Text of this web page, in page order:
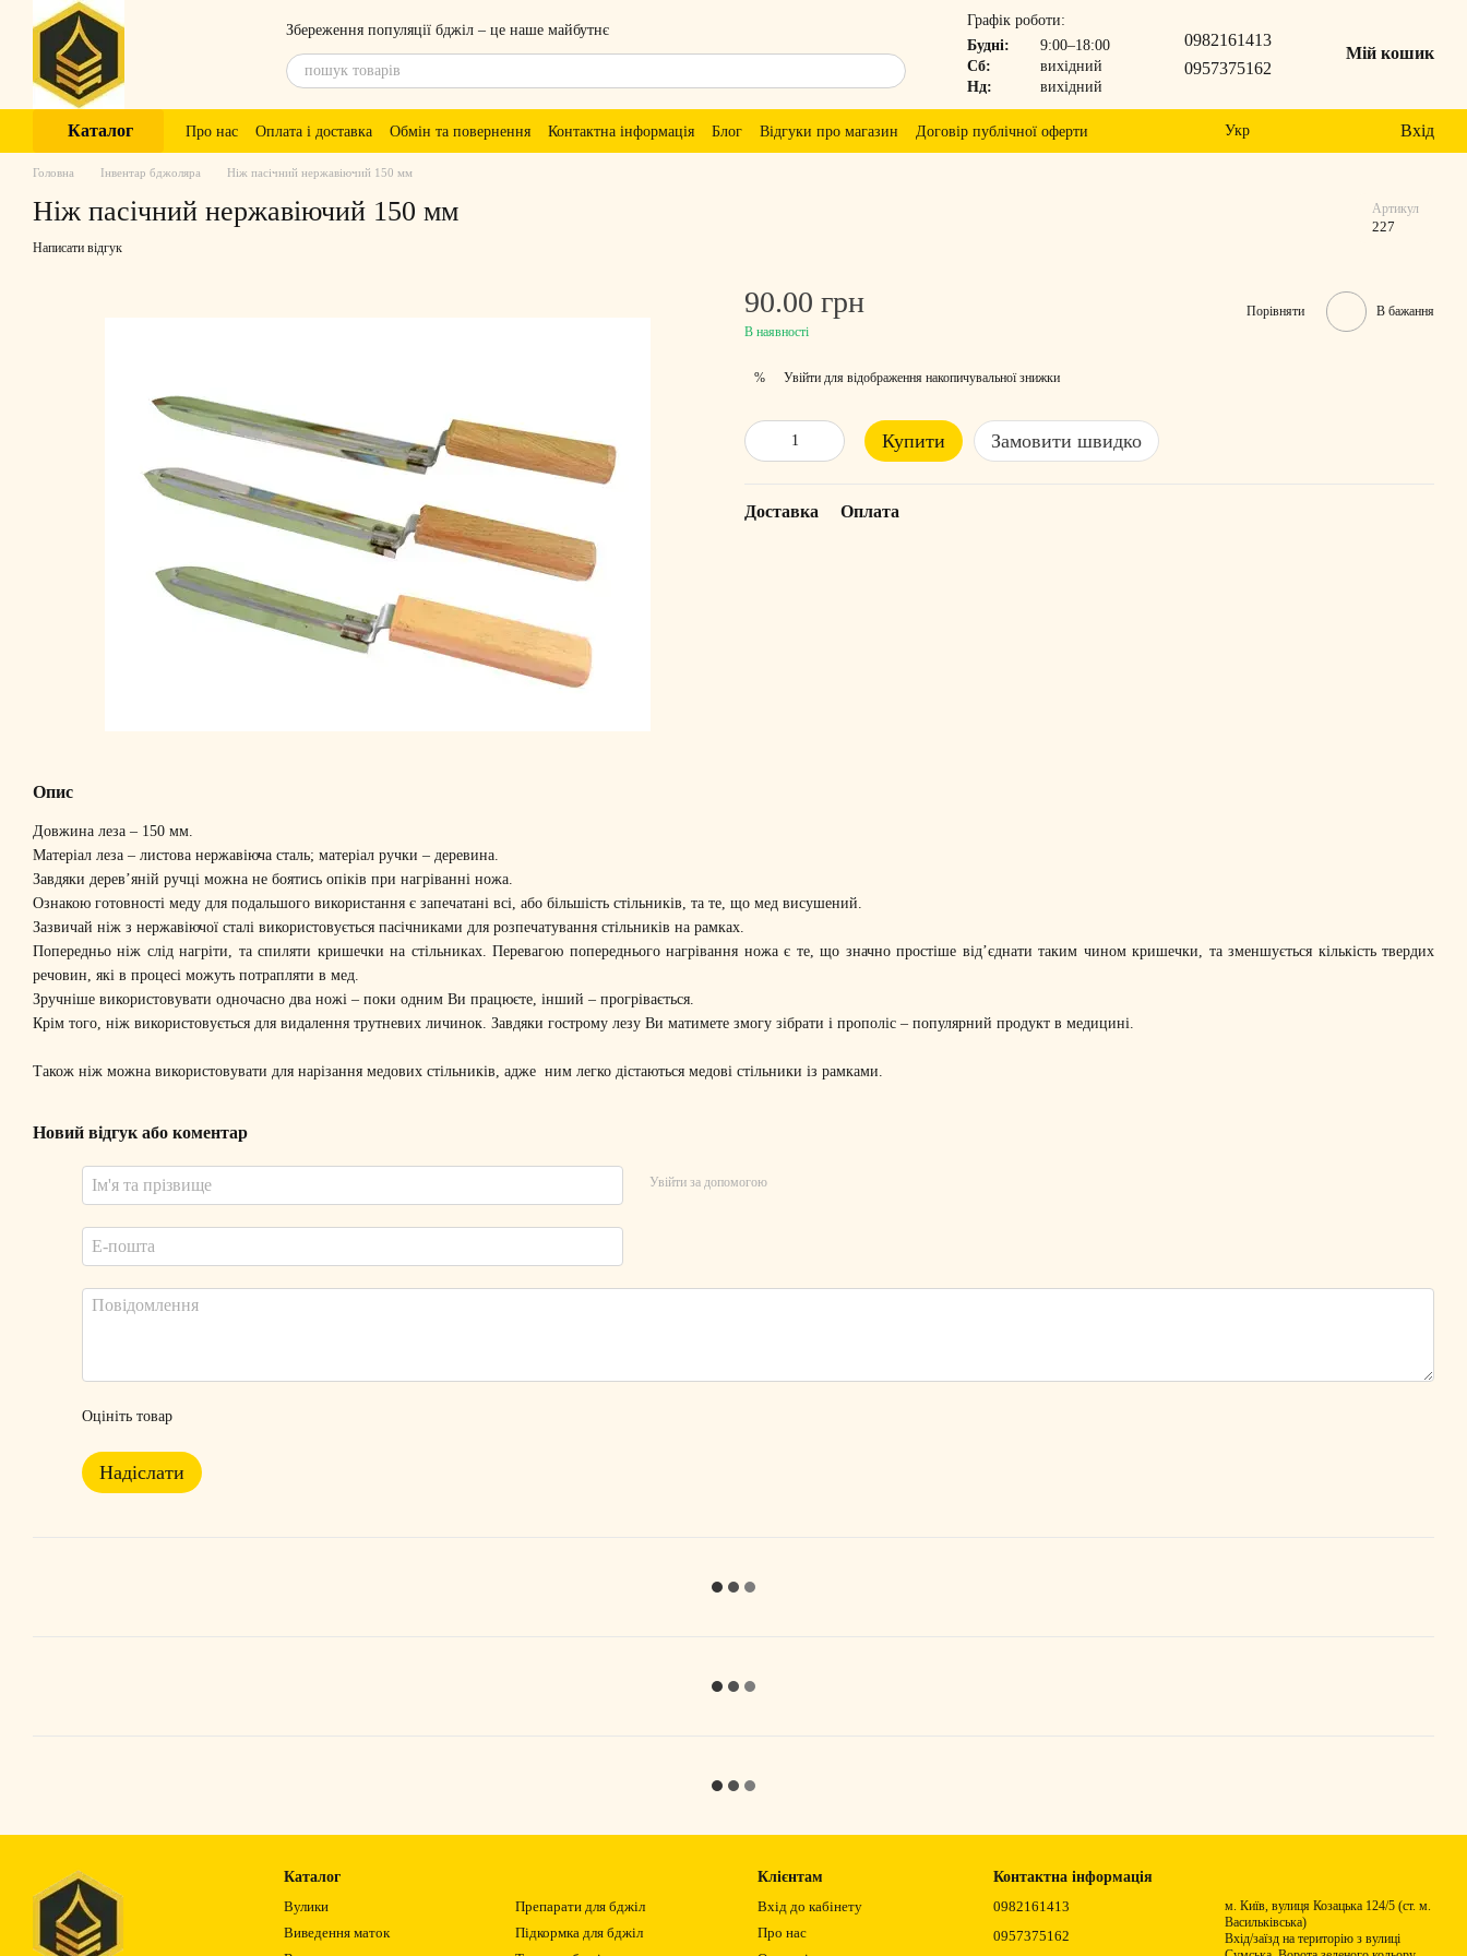
Перейти до основного контенту
Збереження популяції бджіл – це наше майбутнє
Графік роботи:
Будні:
9:00–18:00
Сб:
вихідний
Нд:
вихідний
0982161413
0957375162
Мій кошик
Каталог Про нас Оплата і доставка Обмін та повернення Контактна інформація Блог Відгуки про магазин Договір публічної оферти Укр Вхід
Головна Інвентар бджоляра Ніж пасічний нержавіючий 150 мм
Ніж пасічний нержавіючий 150 мм Артикул
227
Написати відгук
90.00 грн
В наявності
Порівняти В бажання
% Увійти для відображення накопичувальної знижки
Купити Замовити швидко
Доставка Оплата
Опис
Довжина леза – 150 мм.
Матеріал леза – листова нержавіюча сталь; матеріал ручки – деревина.
Завдяки дерев’яній ручці можна не боятись опіків при нагріванні ножа.
Ознакою готовності меду для подальшого використання є запечатані всі, або більшість стільників, та те, що мед висушений.
Зазвичай ніж з нержавіючої сталі використовується пасічниками для розпечатування стільників на рамках.
Попередньо ніж слід нагріти, та спиляти кришечки на стільниках. Перевагою попереднього нагрівання ножа є те, що значно простіше від’єднати таким чином кришечки, та зменшується кількість твердих
речовин, які в процесі можуть потрапляти в мед.
Зручніше використовувати одночасно два ножі – поки одним Ви працюєте, інший – прогрівається.
Крім того, ніж використовується для видалення трутневих личинок. Завдяки гострому лезу Ви матимете змогу зібрати і прополіс – популярний продукт в медицині.
Також ніж можна використовувати для нарізання медових стільників, адже ним легко дістаються медові стільники із рамками.
Новий відгук або коментар
Увійти за допомогою
Оцініть товар
Надіслати
Каталог
Вулики
Виведення маток
Препарати для бджіл
Підкормка для бджіл
Клієнтам
Вхід до кабінету
Про нас
Контактна інформація
0982161413
0957375162
м. Київ, вулиця Козацька 124/5 (ст. м.
Васильківська)
Вхід/заїзд на територію з вулиці